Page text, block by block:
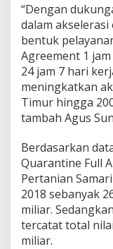
“Dengan
dalam
bentuk
Agreement 1
24 jam 7 hari
meningkatkan
Timur hingga
tambah Agus
Berdasarkan
Quarantine Full
Pertanian
2018 sebanyak
miliar.
tercatat total
miliar.